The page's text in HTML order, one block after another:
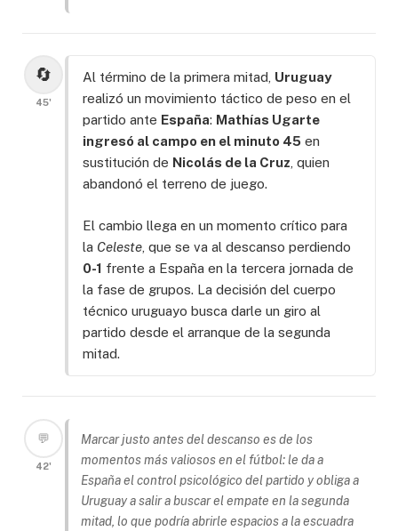
🔄
45'
Al término de la primera mitad, Uruguay
realizó un movimiento táctico de peso en el
partido ante España: Mathías Ugarte
ingresó al campo en el minuto 45 en
sustitución de Nicolás de la Cruz , quien
abandonó el terreno de juego.
El cambio llega en un momento crítico para
la Celeste , que se va al descanso perdiendo
0-1 frente a España en la tercera jornada de
la fase de grupos. La decisión del cuerpo
técnico uruguayo busca darle un giro al
partido desde el arranque de la segunda
mitad.
💬
42'
Marcar justo antes del descanso es de los
momentos más valiosos en el fútbol: le da a
España el control psicológico del partido y obliga a
Uruguay a salir a buscar el empate en la segunda
mitad, lo que podría abrirle espacios a la escuadra